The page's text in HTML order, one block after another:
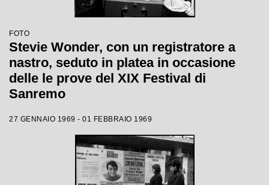
FOTO
Stevie Wonder, con un registratore a
nastro, seduto in platea in occasione
delle le prove del XIX Festival di
Sanremo
27 GENNAIO 1969 - 01 FEBBRAIO 1969